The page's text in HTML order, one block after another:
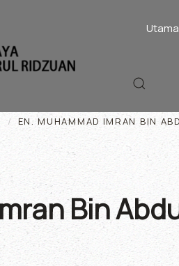
Utama
EN. MUHAMMAD IMRAN BIN
Bin